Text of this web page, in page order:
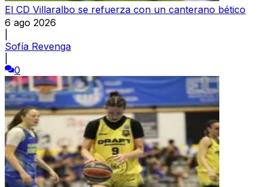
El CD Villaralbo se refuerza con un canterano bético
6 ago 2026
Sofía Revenga
0